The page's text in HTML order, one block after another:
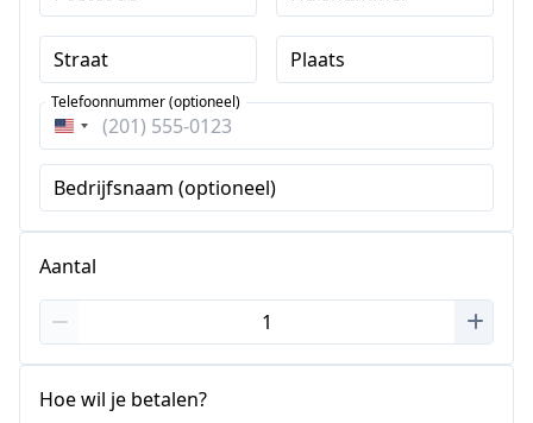
Straat Plaats
Verenigde
Staten
+1
Telefoonnummer (optioneel)
Bedrijfsnaam (optioneel)
Aantal
Hoe wil je betalen?